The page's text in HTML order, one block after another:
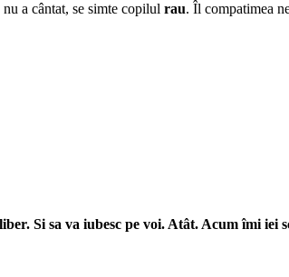
a cântat, se simte copilul rau. Îl compatimea
Si sa va iubesc pe voi. Atât. Acum îmi iei